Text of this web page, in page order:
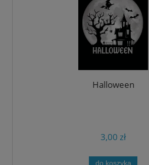
Halloween
3,00 zł
do koszyka